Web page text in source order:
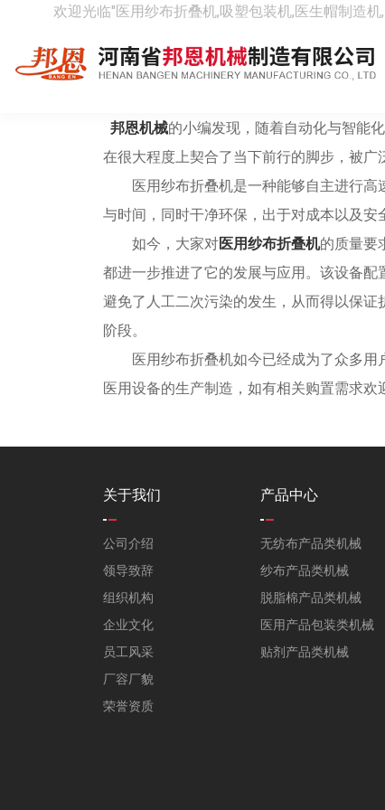
欢迎光临"医用纱布折叠机,吸塑包装机,医生帽制造
医用纱布折叠机，自动化更方
[ 时间：2019-12-24 阅读：4840次 ]
邦恩机械的小编发现，随着自动化与智能
在很大程度上契合了当下前行的脚步，被广
医用纱布折叠机是一种能够自主进行高
与时间，同时干净环保，出于对成本以及安
如今，大家对医用纱布折叠机的质量要
都进一步推进了它的发展与应用。该设备
避免了人工二次污染的发生，从而得以保
阶段。
医用纱布折叠机如今已经成为了众多用
医用设备的生产制造，如有相关购置需求欢
关于我们
公司介绍
领导致辞
组织机构
企业文化
员工风采
厂容厂貌
荣誉资质
产品中心
无纺布产品类机械
纱布产品类机械
脱脂棉产品类机械
医用产品包装类机械
贴剂产品类机械